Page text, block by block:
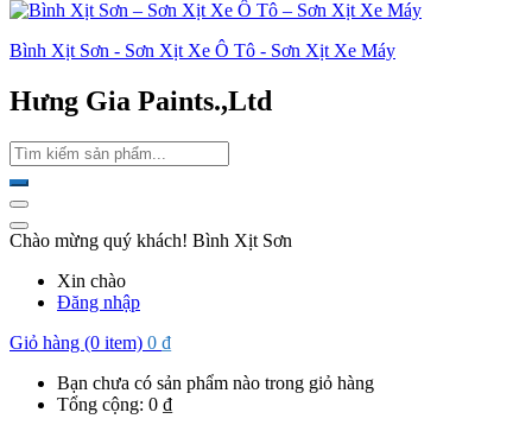
Bình Xịt Sơn - Sơn Xịt Xe Ô Tô - Sơn Xịt Xe Máy
Hưng Gia Paints.,Ltd
Chào mừng quý khách! Bình Xịt Sơn
Xin chào
Đăng nhập
Giỏ hàng (0 item) 0 ₫
Bạn chưa có sản phẩm nào trong giỏ hàng
Tổng cộng: 0 ₫